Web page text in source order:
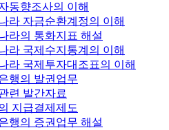
동향조사의 이해
라 자금순환계정의 이해
라의 통화지표 해설
라 국제수지통계의 이해
라 국제투자대조표의 이해
행의 발권업무
련 발간자료
지급결제제도
행의 증권업무 해설